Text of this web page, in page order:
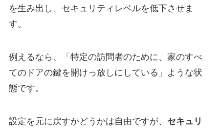
を生み出し、セキュリティレベルを低下させま
す。
例えるなら、「特定の訪問者のために、家のすべ
てのドアの鍵を開けっ放しにしている」ような状
態です。
設定を元に戻すかどうかは自由ですが、 セキュリ